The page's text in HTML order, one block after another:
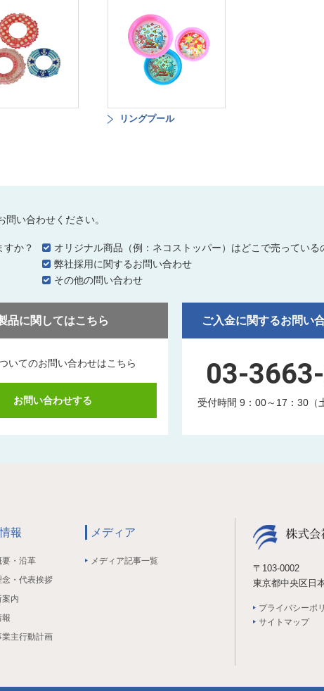
リングプール
い合わせください。
すか？
オリジナル商品（例：ネコストッパー）はどこで売っている
弊社採用に関するお問い合わせ
その他の問い合わせ
品に関してはこちら
いてのお問い合わせはこちら
お問い合わせする
ご入金に関するお問い
03-
受付時間 9：00～17：30（
〒103-0002
東京都中央区日
プライバシーポ
サイトマップ
報
要・沿革
念・代表挨拶
案内
報
業主行動計画
メディア
メディア記事一覧